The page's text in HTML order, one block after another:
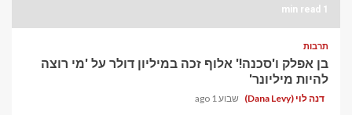
1 min read
תרבות
בן אפלק ו'סכנה!' אלוף זכה במיליון דולר על 'מי רוצה
להיות מיליונר'
דנה לוי (Dana Levy) שבוע 1 ago